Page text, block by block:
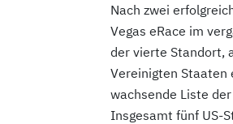
Nach zwei
Vegas eRace im
der vierte Standort,
Vereinigten Staaten
wachsende Liste
Insgesamt fünf US-